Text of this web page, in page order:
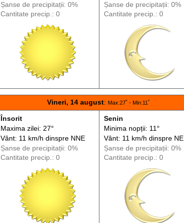
Șanse de precipitații: 0%
Cantitate precip.: 0
Șanse de precipitații: 0%
Cantitate precip.: 0
Vineri, 14 august:Max:27˚ - Min:11˚
Însorit
Maxima zilei: 27°
Vânt: 11 km/h dinspreNNE
Șanse de precipitații: 0%
Cantitate precip.: 0
Senin
Minima nopții: 11°
Vânt: 11 km/h dinspreNE
Șanse de precipitații: 0%
Cantitate precip.: 0